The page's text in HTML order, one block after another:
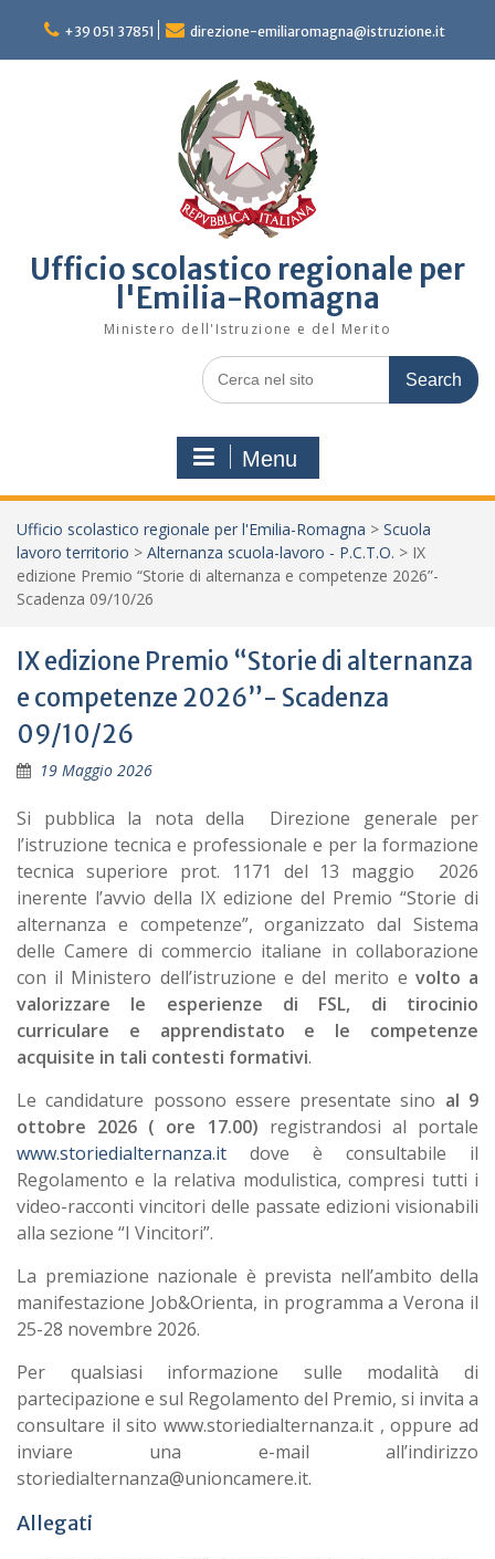
content
+39 051 37851 direzione-emiliaromagna@istruzione.it
Ufficio scolastico regionale per
l'Emilia-Romagna
Ministero dell'Istruzione e del Merito
Search
for:
Menu
Ufficio scolastico regionale per l'Emilia-Romagna > Scuola
lavoro territorio > Alternanza scuola-lavoro - P.C.T.O. > IX
edizione Premio “Storie di alternanza e competenze 2026”-
Scadenza 09/10/26
IX edizione Premio “Storie di alternanza
e competenze 2026”- Scadenza
09/10/26
19 Maggio 2026
Si pubblica la nota della Direzione generale per
l’istruzione tecnica e professionale e per la formazione
tecnica superiore prot. 1171 del 13 maggio 2026
inerente l’avvio della IX edizione del Premio “Storie di
alternanza e competenze”, organizzato dal Sistema
delle Camere di commercio italiane in collaborazione
con il Ministero dell’istruzione e del merito e volto a
valorizzare le esperienze di FSL, di tirocinio
curriculare e apprendistato e le competenze
acquisite in tali contesti formativi.
Le candidature possono essere presentate sino al 9
ottobre 2026 ( ore 17.00) registrandosi al portale
www.storiedialternanza.it dove è consultabile il
Regolamento e la relativa modulistica, compresi tutti i
video-racconti vincitori delle passate edizioni visionabili
alla sezione “I Vincitori”.
La premiazione nazionale è prevista nell’ambito della
manifestazione Job&Orienta, in programma a Verona il
25-28 novembre 2026.
Per qualsiasi informazione sulle modalità di
partecipazione e sul Regolamento del Premio, si invita a
consultare il sito www.storiedialternanza.it , oppure ad
inviare una e-mail all’indirizzo
storiedialternanza@unioncamere.it.
Allegati